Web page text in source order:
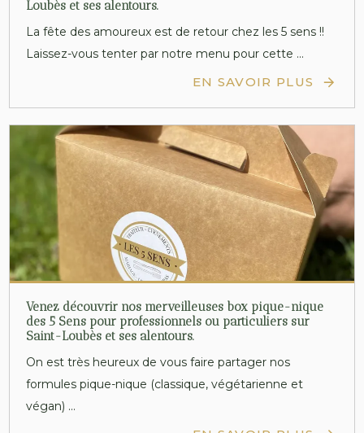
Loubès et ses alentours.
La fête des amoureux est de retour chez les 5 sens !!
Laissez-vous tenter par notre menu pour cette ...
EN SAVOIR PLUS
Venez découvrir nos merveilleuses box pique-nique
des 5 Sens pour professionnels ou particuliers sur
Saint-Loubès et ses alentours.
On est très heureux de vous faire partager nos
formules pique-nique (classique, végétarienne et
végan) ...